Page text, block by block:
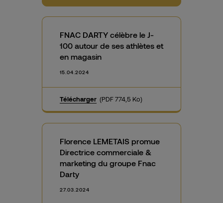
FNAC DARTY célèbre le J-
100 autour de ses athlètes et
en magasin
15.04.2024
Télécharger (PDF 774,5 Ko)
Florence LEMETAIS promue
Directrice commerciale &
marketing du groupe Fnac
Darty
27.03.2024